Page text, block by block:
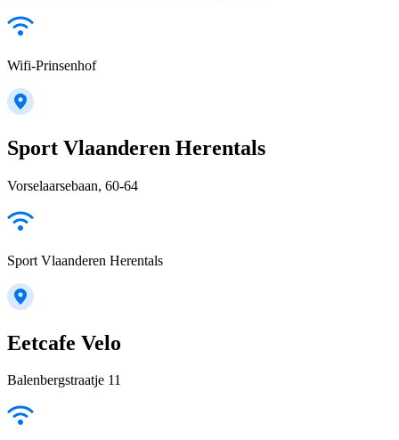
Wifi-Prinsenhof
Sport Vlaanderen Herentals
Vorselaarsebaan, 60-64
Sport Vlaanderen Herentals
Eetcafe Velo
Balenbergstraatje 11